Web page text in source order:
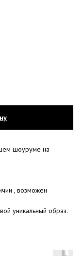
шоуруме на
, возможен
уникальный образ.